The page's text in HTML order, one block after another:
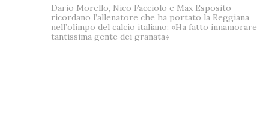
Dario Morello, Nico Facciolo e Max Esposito
ricordano l’allenatore che ha portato la Reggiana
nell’olimpo del calcio italiano: «Ha fatto innamorare
tantissima gente dei granata»